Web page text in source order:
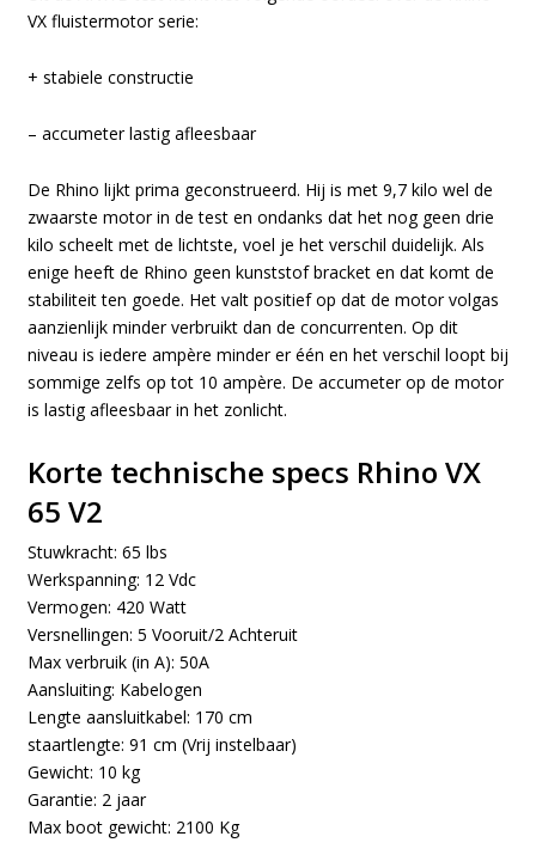
VX fluistermotor serie:
+ stabiele constructie
– accumeter lastig afleesbaar
De Rhino lijkt prima geconstrueerd. Hij is met 9,7 kilo wel de
zwaarste motor in de test en ondanks dat het nog geen drie
kilo scheelt met de lichtste, voel je het verschil duidelijk. Als
enige heeft de Rhino geen kunststof bracket en dat komt de
stabiliteit ten goede. Het valt positief op dat de motor volgas
aanzienlijk minder verbruikt dan de concurrenten. Op dit
niveau is iedere ampère minder er één en het verschil loopt bij
sommige zelfs op tot 10 ampère. De accumeter op de motor
is lastig afleesbaar in het zonlicht.
Korte technische specs Rhino VX
65 V2
Stuwkracht: 65 lbs
Werkspanning: 12 Vdc
Vermogen: 420 Watt
Versnellingen: 5 Vooruit/2 Achteruit
Max verbruik (in A): 50A
Aansluiting: Kabelogen
Lengte aansluitkabel: 170 cm
staartlengte: 91 cm (Vrij instelbaar)
Gewicht: 10 kg
Garantie: 2 jaar
Max boot gewicht: 2100 Kg